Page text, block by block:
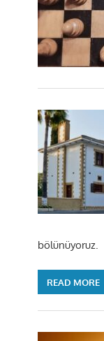
bölünüyoruz.
READ MORE